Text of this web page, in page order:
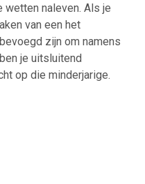
naleven. Als je
van een het
zijn om namens
je uitsluitend
op die minderjarige.